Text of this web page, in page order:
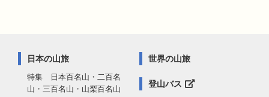
日本の山旅
特集 日本百名山・二百名
山・三百名山・山梨百名山
世界の山旅
登山バス